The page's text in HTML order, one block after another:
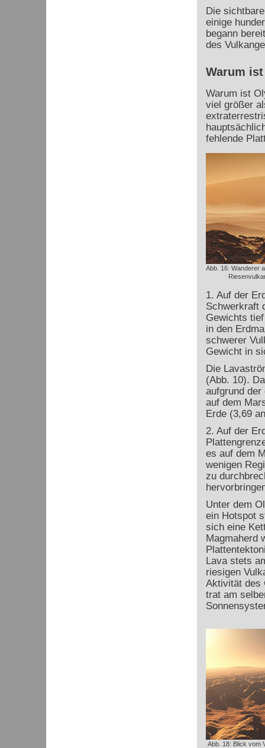
Die
einige
begann
des
Warum
Warum ist
viel größer
fehlende
Abb. 16: Wanderer
1. Auf der
Schwerkraft
Gewichts
in den
schwerer
Gewicht in
Die
(Abb. 10).
aufgrund
auf dem
Erde (3,69
2. Auf der
es auf dem
wenigen
zu
Unter dem
ein Hotspot
sich eine
Magmaherd
Lava stets
riesigen
Aktivität des
trat am
Abb. 18: Blick vom